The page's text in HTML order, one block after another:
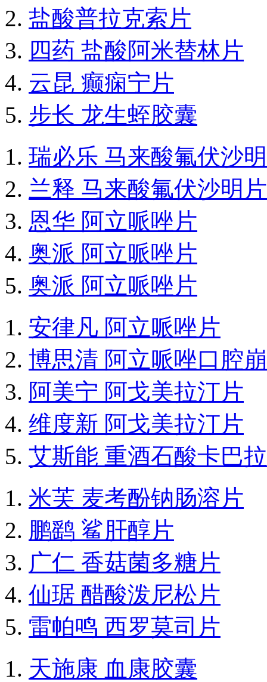
盐酸普拉克索片
四药 盐酸阿米替林片
云昆 癫痫宁片
步长 龙生蛭胶囊
瑞必乐 马来酸氟伏沙
兰释 马来酸氟伏沙明片
恩华 阿立哌唑片
奥派 阿立哌唑片
奥派 阿立哌唑片
安律凡 阿立哌唑片
博思清 阿立哌唑口腔
阿美宁 阿戈美拉汀片
维度新 阿戈美拉汀片
艾斯能 重酒石酸卡巴
米芙 麦考酚钠肠溶片
鹏鹞 鲨肝醇片
广仁 香菇菌多糖片
仙琚 醋酸泼尼松片
雷帕鸣 西罗莫司片
天施康 血康胶囊